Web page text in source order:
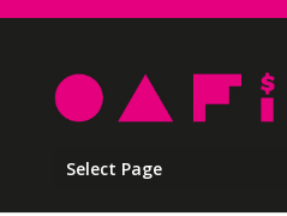
Select Page